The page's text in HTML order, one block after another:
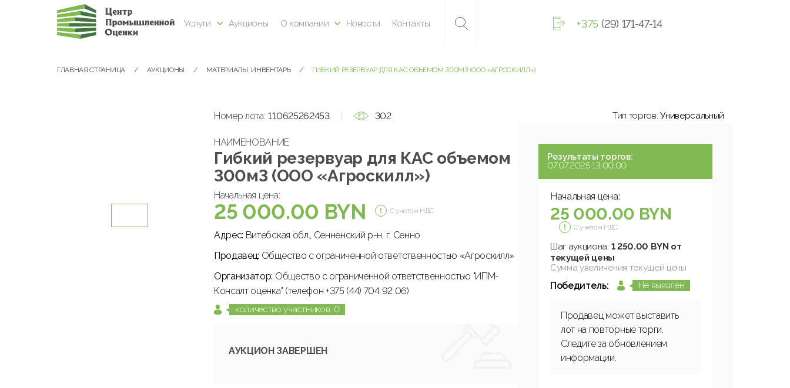
Услуги Аукционы О компании Новости Контакты +375 (29) 171-47-14
ГЛАВНАЯ СТРАНИЦА АУКЦИОНЫ МАТЕРИАЛЫ, ИНВЕНТАРЬ ГИБКИЙ РЕЗЕРВУАР ДЛЯ КАС ОБЪЕМОМ 300М3 (ООО «АГРОСКИЛЛ»)
Номер лота: 110625262453 302
НАИМЕНОВАНИЕ
Гибкий резервуар для КАС объемом
300м3 (ООО «Агроскилл»)
Начальная цена:
25 000.00 BYN С учетом НДС
Адрес: Витебская обл., Сенненский р-н, г. Сенно
Продавец: Общество с ограниченной ответственностью «Агроскилл»
Организатор: Общество с ограниченной ответственностью "ИПМ-
Консалт оценка" (телефон +375 (44) 704 92 06)
количество участников: 0
АУКЦИОН ЗАВЕРШЕН
Тип торгов:Универсальный
Результаты торгов:
07.07.2025 13:00:00
Начальная цена:
25 000.00 BYN
С учетом НДС
Шаг аукциона: 1 250.00 BYN от
текущей цены
Сумма увеличения текущей цены
Победитель: Не выявлен
Продавец может выставить
лот на повторные торги.
Следите за обновлением
информации.